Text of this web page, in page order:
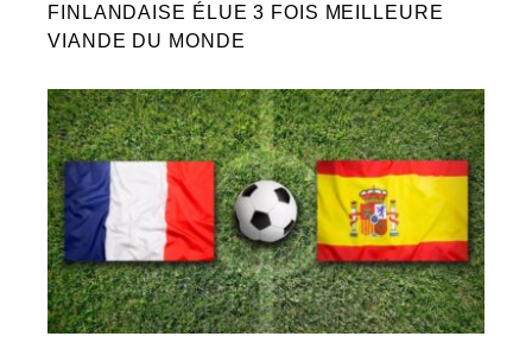
FINLANDAISE ÉLUE 3 FOIS MEILLEURE
VIANDE DU MONDE